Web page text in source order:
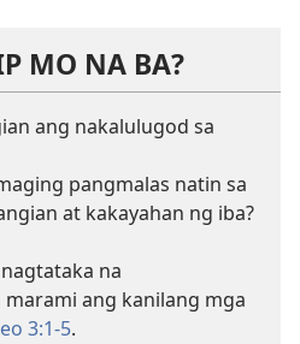
MO NA BA?
ang nakalulugod sa
pangmalas natin sa
at kakayahan ng iba?
na
ang kanilang mga
3:1-5.